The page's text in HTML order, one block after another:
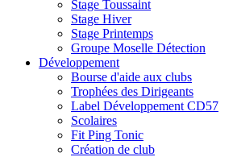
Stage Toussaint
Stage Hiver
Stage Printemps
Groupe Moselle Détection
Développement
Bourse d'aide aux clubs
Trophées des Dirigeants
Label Développement CD57
Scolaires
Fit Ping Tonic
Création de club